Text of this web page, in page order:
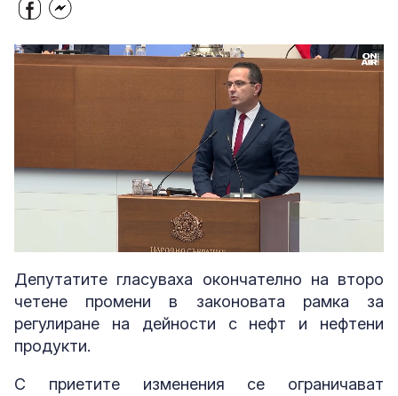
Loaded
100.00%
Депутатите гласуваха окончателно на второ
четене промени в законовата рамка за
регулиране на дейности с нефт и нефтени
продукти.
С приетите изменения се ограничават